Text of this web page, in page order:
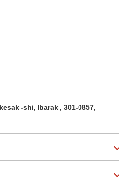
shi, Ibaraki, 301-0857,